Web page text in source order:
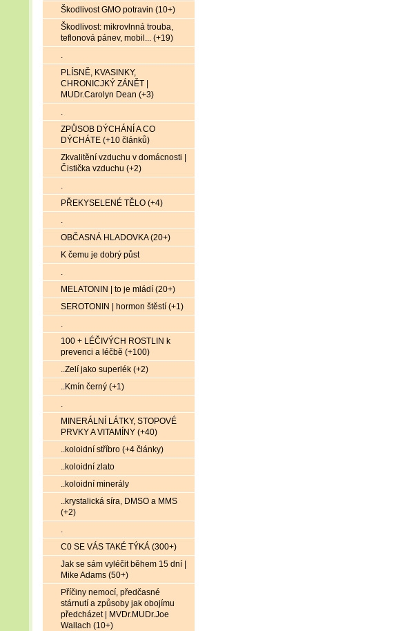
Škodlivost GMO potravin (10+)
Škodlivost: mikrovlnná trouba,
teflonová pánev, mobil... (+19)
.
PLÍSNĚ, KVASINKY,
CHRONICJKÝ ZÁNĚT |
MUDr.Carolyn Dean (+3)
.
ZPŮSOB DÝCHÁNÍ A CO
DÝCHÁTE (+10 článků)
Zkvalitění vzduchu v domácnosti |
Čistička vzduchu (+2)
.
PŘEKYSELENÉ TĚLO (+4)
.
OBČASNÁ HLADOVKA (20+)
K čemu je dobrý půst
.
MELATONIN | to je mládí (20+)
SEROTONIN | hormon štěstí (+1)
.
100 + LÉČIVÝCH ROSTLIN k
prevenci a léčbě (+100)
..Zelí jako superlék (+2)
..Kmín černý (+1)
.
MINERÁLNÍ LÁTKY, STOPOVÉ
PRVKY A VITAMÍNY (+40)
..koloidní stříbro (+4 články)
..koloidní zlato
..koloidní minerály
..krystalická síra, DMSO a MMS
(+2)
.
C0 SE VÁS TAKÉ TÝKÁ (300+)
Jak se sám vyléčit během 15 dní |
Mike Adams (50+)
Příčiny nemocí, předčasné
stárnutí a způsoby jak obojímu
předcházet | MVDr.MUDr.Joe
Wallach (10+)